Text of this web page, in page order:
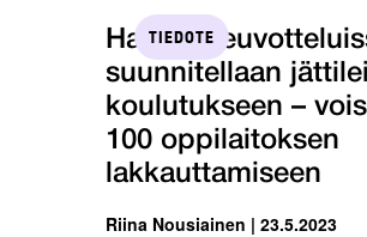
TIEDOTE
suunnitellaan
koulutukseen –
100 oppilaitoksen
lakkauttamiseen
Riina Nousiainen | 23.5.2023